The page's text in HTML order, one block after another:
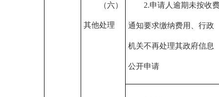
（六）
其他处理
2.申请人逾期未按收
通知要求缴纳费用、行政
机关不再处理其政府信息
公开申请